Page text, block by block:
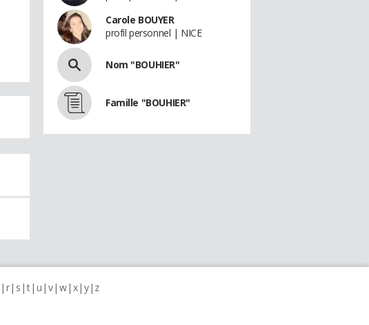
Carole BOUYER
profil personnel | NICE
Nom "BOUHIER"
Famille "BOUHIER"
r s t u v w x y z